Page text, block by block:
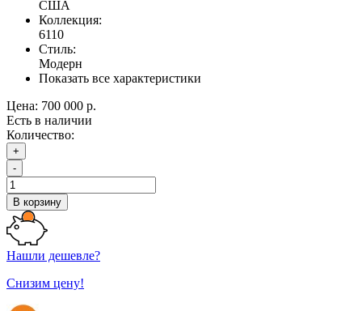
США
Коллекция:
6110
Стиль:
Модерн
Показать все характеристики
Цена: 700 000 р.
Есть в наличии
Количество:
+
-
В корзину
Нашли дешевле?
Снизим цену!